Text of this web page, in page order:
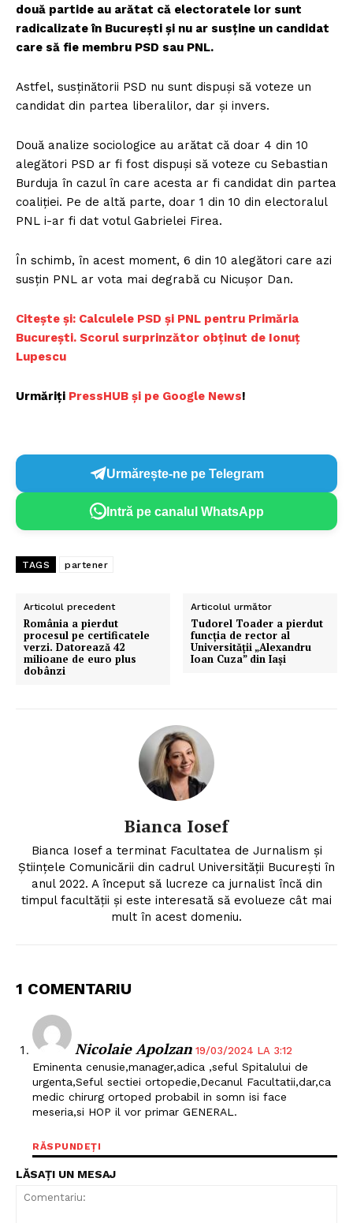
două partide au arătat că electoratele lor sunt
radicalizate în București și nu ar susține un candidat
care să fie membru PSD sau PNL.
Astfel, susținătorii PSD nu sunt dispuși să voteze un
candidat din partea liberalilor, dar și invers.
Două analize sociologice au arătat că doar 4 din 10
alegători PSD ar fi fost dispuși să voteze cu Sebastian
Burduja în cazul în care acesta ar fi candidat din partea
coaliției. Pe de altă parte, doar 1 din 10 din electoralul
PNL i-ar fi dat votul Gabrielei Firea.
În schimb, în acest moment, 6 din 10 alegători care azi
susțin PNL ar vota mai degrabă cu Nicușor Dan.
Citește și: Calculele PSD și PNL pentru Primăria
București. Scorul surprinzător obținut de Ionuț
Lupescu
Urmăriți PressHUB și pe Google News!
Urmărește-ne pe Telegram
Intră pe canalul WhatsApp
TAGS partener
Articolul precedent
România a pierdut
procesul pe certificatele
verzi. Datorează 42
milioane de euro plus
dobânzi
Articolul următor
Tudorel Toader a pierdut
funcția de rector al
Universității „Alexandru
Ioan Cuza” din Iași
Bianca Iosef
Bianca Iosef a terminat Facultatea de Jurnalism și
Științele Comunicării din cadrul Universității București în
anul 2022. A început să lucreze ca jurnalist încă din
timpul facultății și este interesată să evolueze cât mai
mult în acest domeniu.
1 COMENTARIU
Nicolaie Apolzan 19/03/2024 LA 3:12
Eminenta cenusie,manager,adica ,seful Spitalului de
urgenta,Seful sectiei ortopedie,Decanul Facultatii,dar,ca
medic chirurg ortoped probabil in somn isi face
meseria,si HOP il vor primar GENERAL.
RĂSPUNDEȚI
LĂSAȚI UN MESAJ